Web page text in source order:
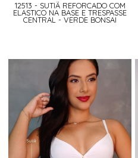
12513 - SUTIÃ REFORCADO COM
ELASTICO NA BASE E TRESPASSE
CENTRAL - VERDE BONSAI